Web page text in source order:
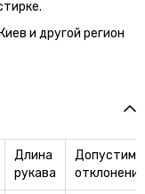
и другой регион
Длина
рукава
отклонение